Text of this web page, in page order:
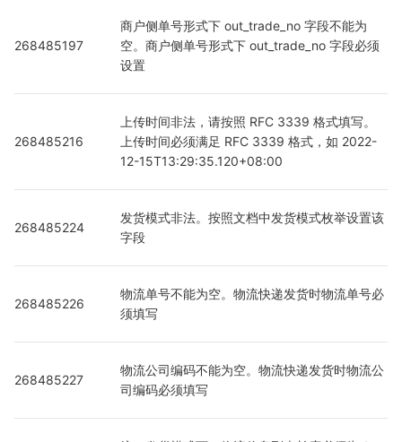
268485197
商户侧单号形式下 out_trade_no 字段不能为
空。商户侧单号形式下 out_trade_no 字段必须
设置
268485216
上传时间非法，请按照 RFC 3339 格式填写。
上传时间必须满足 RFC 3339 格式，如 2022-
12-15T13:29:35.120+08:00
268485224
发货模式非法。按照文档中发货模式枚举设置该
字段
268485226
物流单号不能为空。物流快递发货时物流单号必
须填写
268485227
物流公司编码不能为空。物流快递发货时物流公
司编码必须填写